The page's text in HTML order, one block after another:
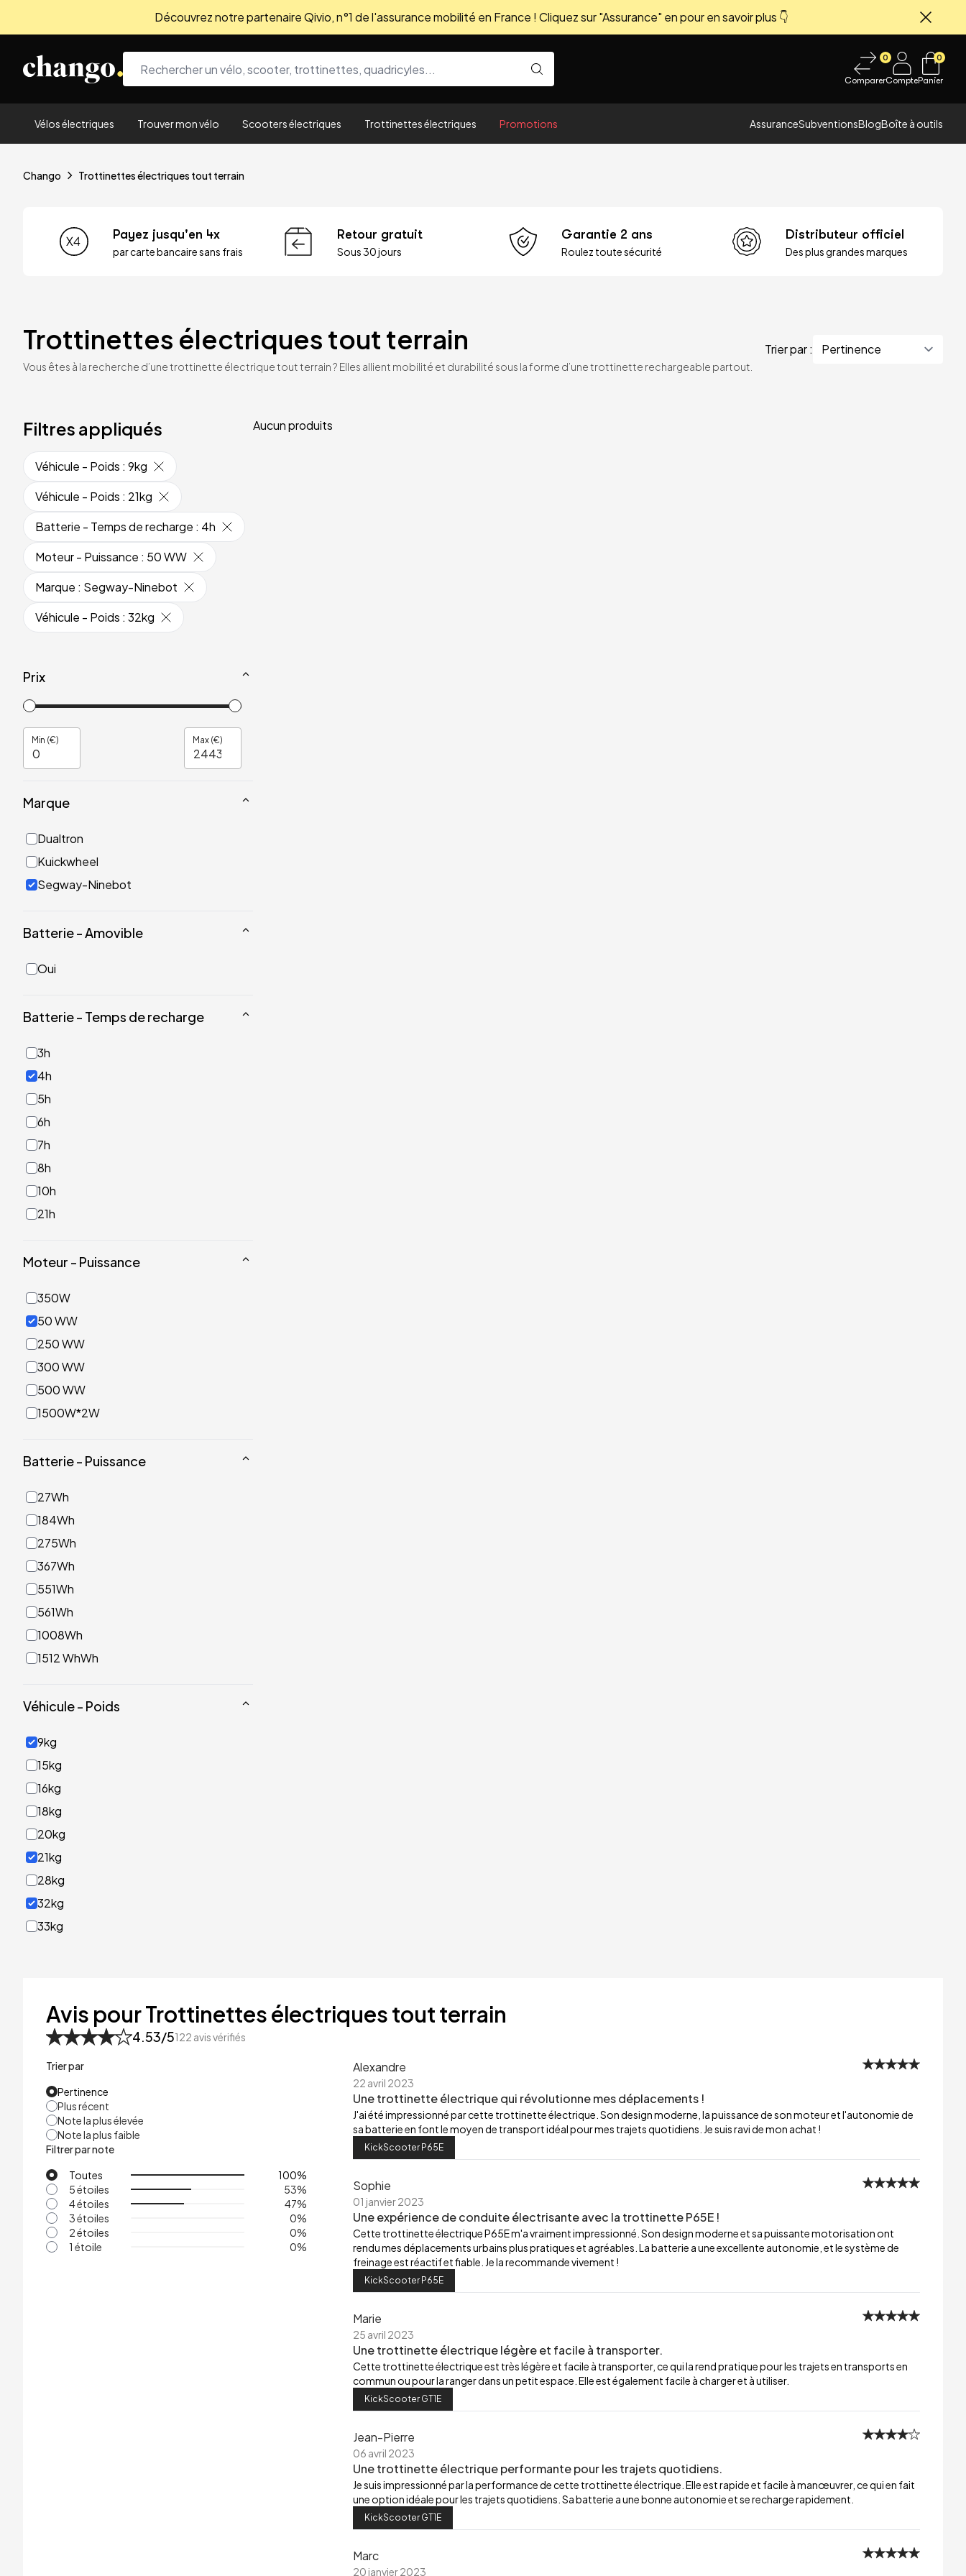
Découvrez notre partenaire Qivio, n°1 de l'assurance mobilité en France ! Cliquez sur "Assurance" en pour en savoir plus 👇
0
ComparerCompte
0
Panier
Vélos électriques Trouver mon vélo Scooters électriques Trottinettes électriques Promotions AssuranceSubventionsBlogBoîte à outils
Chango Trottinettes électriques tout terrain
Payez jusqu'en 4x
par carte bancaire sans frais
Retour gratuit
Sous 30 jours
Garantie 2 ans
Roulez toute sécurité
Distributeur officiel
Des plus grandes marques
Trottinettes électriques tout terrain
Vous êtes à la recherche d’une trottinette électrique tout terrain ? Elles allient mobilité et durabilité sous la forme d’une trottinette rechargeable partout.
Trier par :
Filtres appliqués
Véhicule - Poids : 9kg
Véhicule - Poids : 21kg
Batterie - Temps de recharge : 4h
Moteur - Puissance : 50 WW
Marque : Segway-Ninebot
Véhicule - Poids : 32kg
Prix
Min (€) Max (€)
Marque
Dualtron
Kuickwheel
Segway-Ninebot
Batterie - Amovible
Oui
Batterie - Temps de recharge
3h
4h
5h
6h
7h
8h
10h
21h
Moteur - Puissance
350W
50 WW
250 WW
300 WW
500 WW
1500W*2W
Batterie - Puissance
27Wh
184Wh
275Wh
367Wh
551Wh
561Wh
1008Wh
1512 WhWh
Véhicule - Poids
9kg
15kg
16kg
18kg
20kg
21kg
28kg
32kg
33kg
53kg
Aucun produits
Avis pour Trottinettes électriques tout terrain
4.53/5122 avis vérifiés
Trier par
Pertinence
Plus récent
Note la plus élevée
Note la plus faible
Filtrer par note
Toutes
100%
5 étoiles
53%
4 étoiles
47%
3 étoiles
0%
2 étoiles
0%
1 étoile
0%
Alexandre
22 avril 2023
Une trottinette électrique qui révolutionne mes déplacements !
J'ai été impressionné par cette trottinette électrique. Son design moderne, la puissance de son moteur et l'autonomie de
sa batterie en font le moyen de transport idéal pour mes trajets quotidiens. Je suis ravi de mon achat !
KickScooter P65E
Sophie
01 janvier 2023
Une expérience de conduite électrisante avec la trottinette P65E !
Cette trottinette électrique P65E m'a vraiment impressionné. Son design moderne et sa puissante motorisation ont
rendu mes déplacements urbains plus pratiques et agréables. La batterie a une excellente autonomie, et le système de
freinage est réactif et fiable. Je la recommande vivement !
KickScooter P65E
Marie
25 avril 2023
Une trottinette électrique légère et facile à transporter.
Cette trottinette électrique est très légère et facile à transporter, ce qui la rend pratique pour les trajets en transports en
commun ou pour la ranger dans un petit espace. Elle est également facile à charger et à utiliser.
KickScooter GT1E
Jean-Pierre
06 avril 2023
Une trottinette électrique performante pour les trajets quotidiens.
Je suis impressionné par la performance de cette trottinette électrique. Elle est rapide et facile à manœuvrer, ce qui en fait
une option idéale pour les trajets quotidiens. Sa batterie a une bonne autonomie et se recharge rapidement.
KickScooter GT1E
Marc
20 janvier 2023